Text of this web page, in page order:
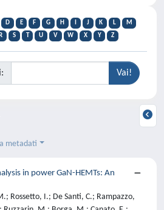
D E F G H J K L
M
R S T U V W X Y Z
metadati
in power GaN-HEMTs: An
Rossetto, I.; De Santi, C.; Rampazzo,